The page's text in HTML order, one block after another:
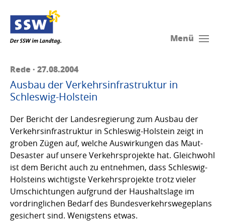
Menü
Rede · 27.08.2004
Ausbau der Verkehrsinfrastruktur in
Schleswig-Holstein
Der Bericht der Landesregierung zum Ausbau der
Verkehrsinfrastruktur in Schleswig-Holstein zeigt in
groben Zügen auf, welche Auswirkungen das Maut-
Desaster auf unsere Verkehrsprojekte hat. Gleichwohl
ist dem Bericht auch zu entnehmen, dass Schleswig-
Holsteins wichtigste Verkehrsprojekte trotz vieler
Umschichtungen aufgrund der Haushaltslage im
vordringlichen Bedarf des Bundesverkehrswegeplans
gesichert sind. Wenigstens etwas.